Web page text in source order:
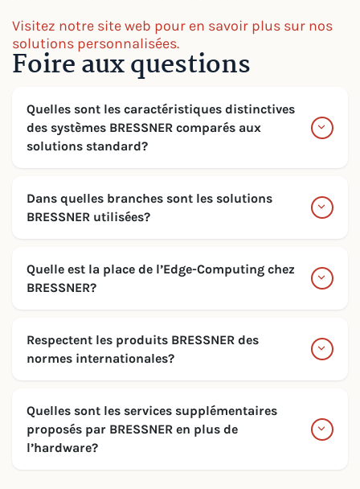
Visitez notre site web pour en savoir plus sur nos
solutions personnalisées.
Foire aux questions
Quelles sont les caractéristiques distinctives
des systèmes BRESSNER comparés aux
solutions standard?
Dans quelles branches sont les solutions
BRESSNER utilisées?
Quelle est la place de l’Edge-Computing chez
BRESSNER?
Respectent les produits BRESSNER des
normes internationales?
Quelles sont les services supplémentaires
proposés par BRESSNER en plus de
l’hardware?